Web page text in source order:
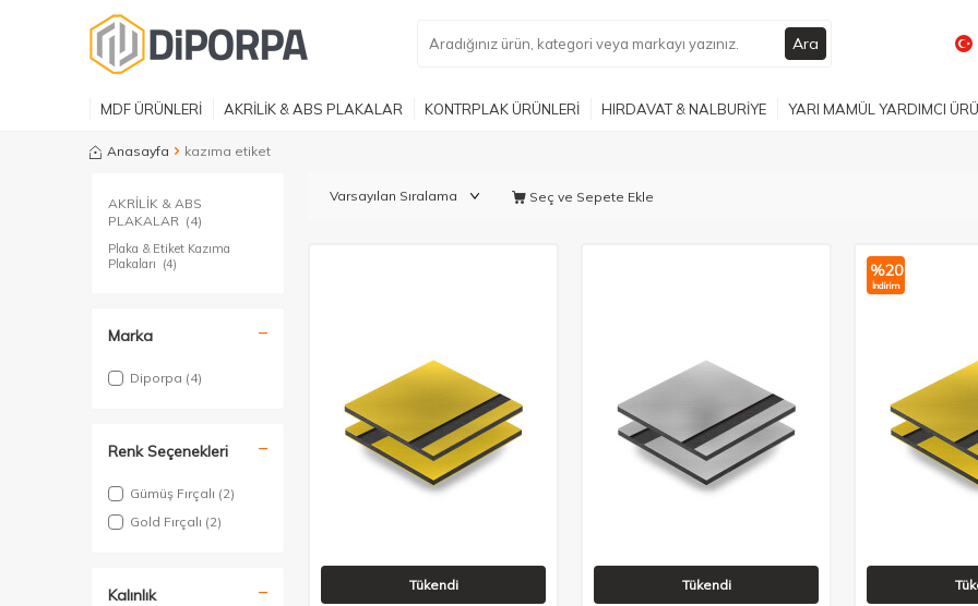
Ara
MDF ÜRÜNLERİ AKRİLİK & ABS PLAKALAR KONTRPLAK ÜRÜNLERİ HIRDAVAT & NALBURİYE YARI MAMÜL YARDIMCI
Anasayfa kazıma etiket
AKRİLİK & ABS
PLAKALAR (4)
Plaka & Etiket Kazıma
Plakaları (4)
Marka
Diporpa (4)
Renk Seçenekleri
Gümüş Fırçalı (2)
Gold Fırçalı (2)
Kalınlık
Seç ve Sepete Ekle
Tükendi Tükendi
%20
İndirim